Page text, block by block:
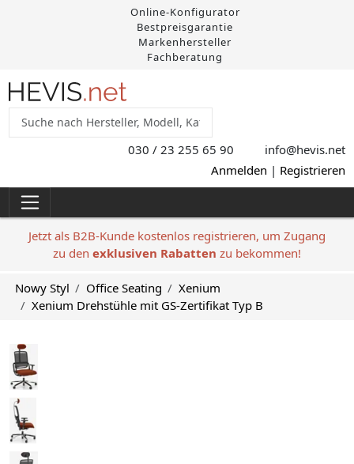
Online-Konfigurator
Bestpreisgarantie
Markenhersteller
Fachberatung
030 / 23 255 65 90 info@hevis.net
Anmelden | Registrieren
Jetzt als B2B-Kunde kostenlos registrieren, um Zugang
zu den exklusiven Rabatten zu bekommen!
Nowy Styl Office Seating
Xenium
Xenium Drehstühle mit GS-Zertifikat Typ B